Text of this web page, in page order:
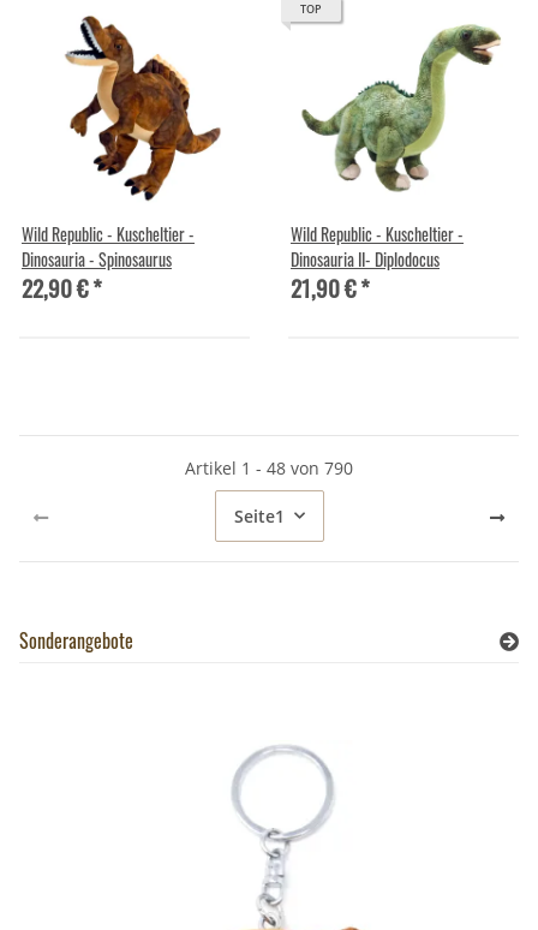
Wild Republic - Kuscheltier -
Dinosauria - Spinosaurus
22,90 €*
TOP
Wild Republic - Kuscheltier -
Dinosauria II- Diplodocus
21,90 €*
Artikel 1 - 48 von 790
Seite1
Sonderangebote